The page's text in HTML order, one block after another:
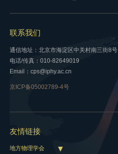
联系我们
通信地址：北京市海淀区中关村南三街8号
电话/传真：010-82649019
Email：cps@iphy.ac.cn
京ICP备05002789-4号
友情链接
地方物理学会